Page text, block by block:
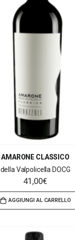
AMARONE CLASSICO
della Valpolicella DOCG
41,00€
AGGIUNGI AL CARRELLO